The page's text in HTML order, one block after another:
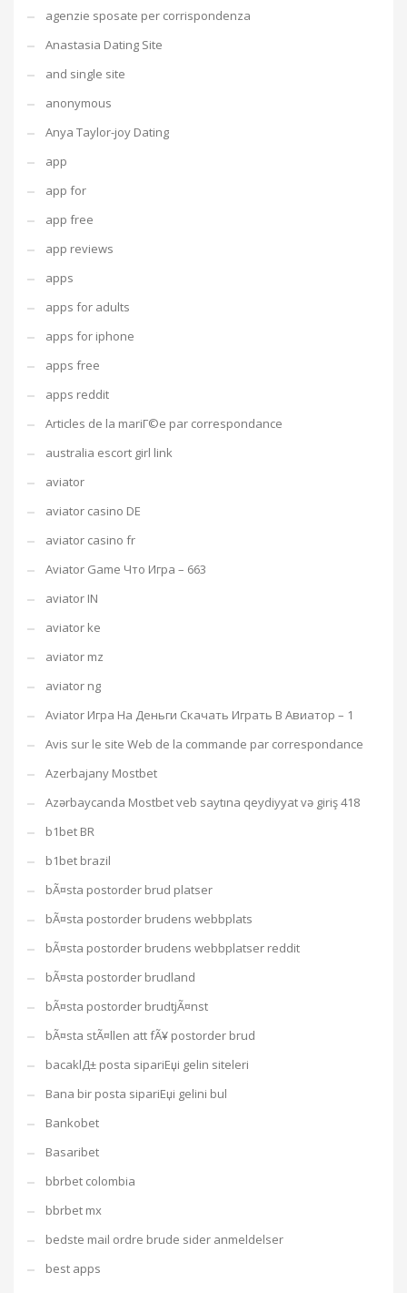
agenzie sposate per corrispondenza
Anastasia Dating Site
and single site
anonymous
Anya Taylor-joy Dating
app
app for
app free
app reviews
apps
apps for adults
apps for iphone
apps free
apps reddit
Articles de la mariГ©e par correspondance
australia escort girl link
aviator
aviator casino DE
aviator casino fr
Aviator Game Что Игра – 663
aviator IN
aviator ke
aviator mz
aviator ng
Aviator Игра На Деньги Скачать Играть В Авиатор – 1
Avis sur le site Web de la commande par correspondance
Azerbajany Mostbet
Azərbaycanda Mostbet veb saytına qeydiyyat və giriş 418
b1bet BR
b1bet brazil
bÃ¤sta postorder brud platser
bÃ¤sta postorder brudens webbplats
bÃ¤sta postorder brudens webbplatser reddit
bÃ¤sta postorder brudland
bÃ¤sta postorder brudtjÃ¤nst
bÃ¤sta stÃ¤llen att fÃ¥ postorder brud
bacaklД± posta sipariЕџi gelin siteleri
Bana bir posta sipariЕџi gelini bul
Bankobet
Basaribet
bbrbet colombia
bbrbet mx
bedste mail ordre brude sider anmeldelser
best apps